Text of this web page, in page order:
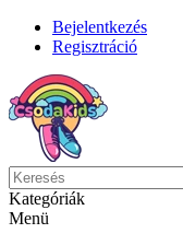
Bejelentkezés
Regisztráció
Kategóriák
Menü